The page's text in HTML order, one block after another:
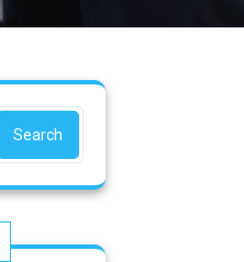
Search